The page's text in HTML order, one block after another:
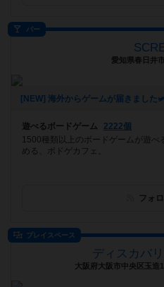
バー
愛知県春日井
[NEW] 海外からゲームが届きました
遊べるボードゲーム
2222個
1500種類以上のボードゲームが遊べ
める、ボドゲカフェ。
フォ
プレイスペース
ディスカバ
大阪府大阪市中央区玉